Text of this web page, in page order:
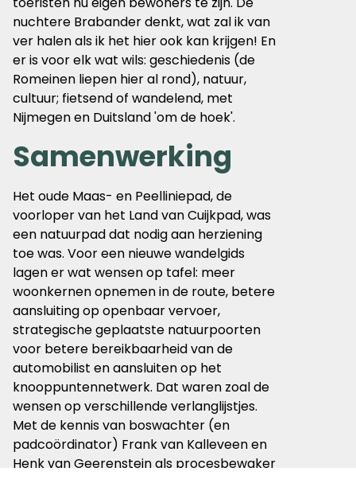
nuchtere Brabander denkt, wat zal ik van
ver halen als ik het hier ook kan krijgen! En
er is voor elk wat wils: geschiedenis (de
Romeinen liepen hier al rond), natuur,
cultuur; fietsend of wandelend, met
Nijmegen en Duitsland 'om de hoek'.
Samenwerking
Het oude Maas- en Peelliniepad, de
voorloper van het Land van Cuijkpad, was
een natuurpad dat nodig aan herziening
toe was. Voor een nieuwe wandelgids
lagen er wat wensen op tafel: meer
woonkernen opnemen in de route, betere
aansluiting op openbaar vervoer,
strategische geplaatste natuurpoorten
voor betere bereikbaarheid van de
automobilist en aansluiten op het
knooppuntennetwerk. Dat waren zoal de
wensen op verschillende verlanglijstjes.
Met de kennis van boswachter (en
padcoördinator) Frank van Kalleveen en
Henk van Geerenstein als procesbewaker